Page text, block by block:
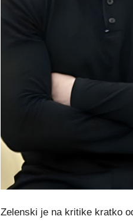
Zelenski je na kritike kratko